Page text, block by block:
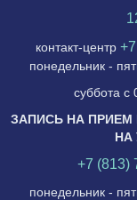
контакт-центр
понедельник -
суббота с
ЗАПИСЬ НА ПРИЕМ
НА
+7 (813)
понедельник -